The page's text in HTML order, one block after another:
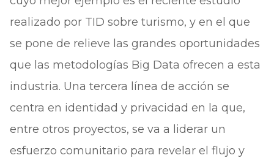
realizado por TID sobre turismo, y en el que
se pone de relieve las grandes oportunidades
que las metodologías Big Data ofrecen a esta
industria. Una tercera línea de acción se
centra en identidad y privacidad en la que,
entre otros proyectos, se va a liderar un
esfuerzo comunitario para revelar el flujo y